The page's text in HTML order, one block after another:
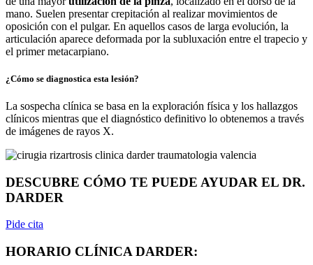
mano. Suelen presentar crepitación al realizar movimientos de
oposición con el pulgar. En aquellos casos de larga evolución, la
articulación aparece deformada por la subluxación entre el trapecio y
el primer metacarpiano.
¿Cómo se diagnostica esta lesión?
La sospecha clínica se basa en la exploración física y los hallazgos
clínicos mientras que el diagnóstico definitivo lo obtenemos a través
de imágenes de rayos X.
DESCUBRE CÓMO TE PUEDE AYUDAR EL DR.
DARDER
Pide cita
HORARIO CLÍNICA DARDER: